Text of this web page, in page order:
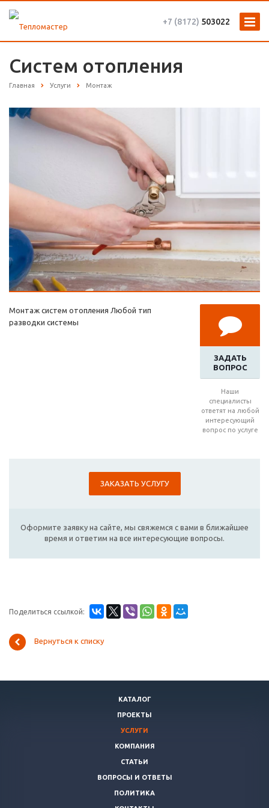
+7 (8172) 503022
Систем отопления
Главная Услуги Монтаж
ЗАДАТЬ
ВОПРОС
Наши
специалисты
ответят на любой
интересующий
вопрос по услуге
Монтаж систем отопления Любой тип
разводки системы
ЗАКАЗАТЬ УСЛУГУ
Оформите заявку на сайте, мы свяжемся с вами в ближайшее
время и ответим на все интересующие вопросы.
Поделиться ссылкой:
Вернуться к списку
КАТАЛОГ
ПРОЕКТЫ
УСЛУГИ
КОМПАНИЯ
СТАТЬИ
ВОПРОСЫ И ОТВЕТЫ
ПОЛИТИКА